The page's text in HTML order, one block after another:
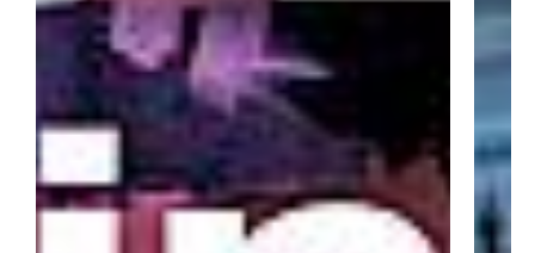
Política de privacidad
Acepto recibir publicaciones de IBARMIA vía email.